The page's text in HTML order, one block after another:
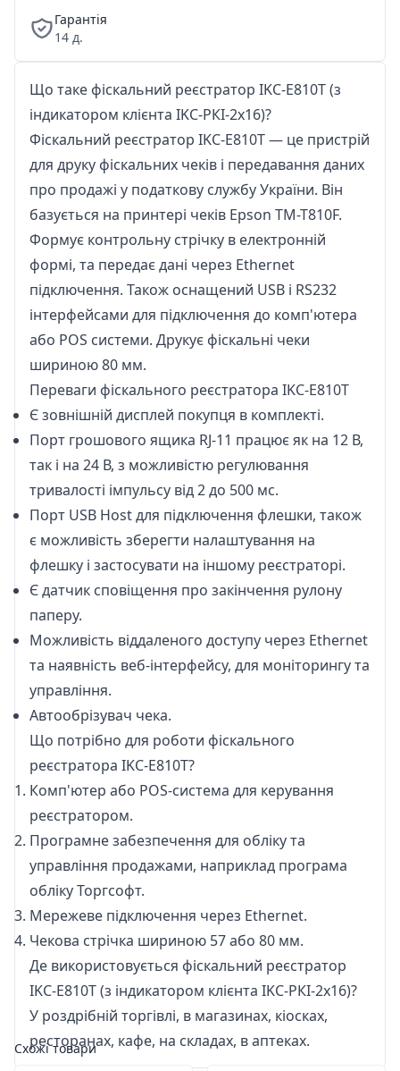
Гарантія
14 д.
Що таке фіскальний реєстратор IKC-E810T (з
індикатором клієнта IKC-РКІ-2х16)?
Фіскальний реєстратор IKC-E810T — це пристрій
для друку фіскальних чеків і передавання даних
про продажі у податкову службу України. Він
базується на принтері чеків Epson TM-T810F.
Формує контрольну стрічку в електронній
формі, та передає дані через Ethernet
підключення. Також оснащений USB і RS232
інтерфейсами для підключення до комп'ютера
або POS системи. Друкує фіскальні чеки
шириною 80 мм.
Переваги фіскального реєстратора IKC-E810T
Є зовнішній дисплей покупця в комплекті.
Порт грошового ящика RJ-11 працює як на 12 В,
так і на 24 В, з можливістю регулювання
тривалості імпульсу від 2 до 500 мс.
Порт USB Host для підключення флешки, також
є можливість зберегти налаштування на
флешку і застосувати на іншому реєстраторі.
Є датчик сповіщення про закінчення рулону
паперу.
Можливість віддаленого доступу через Ethernet
та наявність веб-інтерфейсу, для моніторингу та
управління.
Автообрізувач чека.
Що потрібно для роботи фіскального
реєстратора IKC-E810T?
Комп'ютер або POS-система для керування
реєстратором.
Програмне забезпечення для обліку та
управління продажами, наприклад програма
облікуТоргсофт.
Мережеве підключення через Ethernet.
Чекова стрічка шириною 57 або 80 мм.
Де використовується фіскальний реєстратор
IKC-E810T (з індикатором клієнта IKC-РКІ-2х16)?
У роздрібній торгівлі, в магазинах, кіосках,
ресторанах, кафе, на складах, в аптеках.
Схожі товари